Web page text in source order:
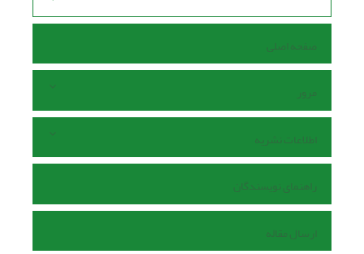
صفحه اصلی
مرور
اطلاعات نشریه
راهنمای نویسندگان
ارسال مقاله